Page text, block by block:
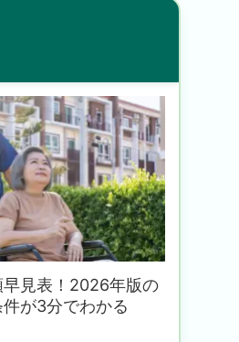
見表！2026年版の
が3分でわかる